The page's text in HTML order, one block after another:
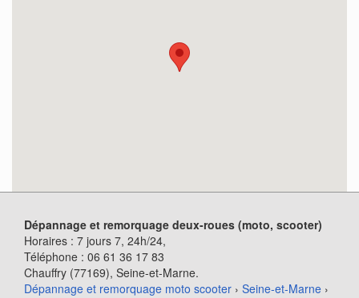
Dépannage et remorquage deux-roues (moto, scooter)
Horaires : 7 jours 7, 24h/24,
Téléphone : 06 61 36 17 83
Chauffry (77169), Seine-et-Marne.
Dépannage et remorquage moto scooter › Seine-et-Marne ›